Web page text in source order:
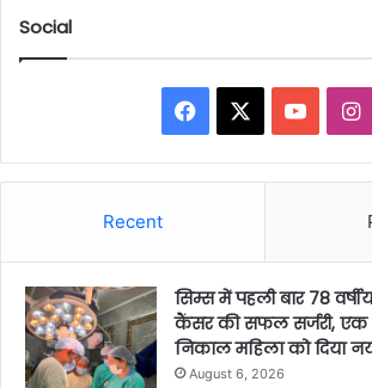
Social
Facebook
Recent
सिम्स में पहली बार 78
कैंसर की सफल सर्जरी, एक
निकाल महिला को दिया
August 6, 2026